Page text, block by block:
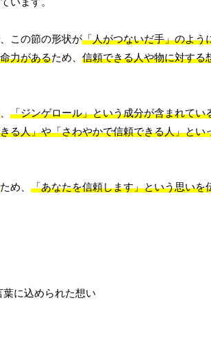
います。
この節の形状が「人がつないだ手」のよう
力があるため、 信頼できる人や物に対する
、 「ジンゲロール」という成分が含まれてい
る人」や「さわやかで信頼できる人」と
ため、 「あなたを信頼します」という思いを